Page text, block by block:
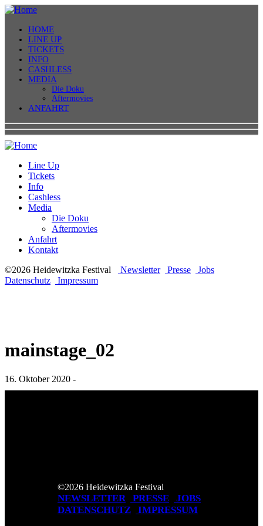
HOME
LINE UP
TICKETS
INFO
CASHLESS
MEDIA
Die Doku
Aftermovies
ANFAHRT
Line Up
Tickets
Info
Cashless
Media
Die Doku
Aftermovies
Anfahrt
Kontakt
©2026 Heidewitzka Festival
Newsletter Presse
Jobs
Datenschutz
Impressum
mainstage_02
16. Oktober 2020 -
©2026 Heidewitzka Festival
NEWSLETTER PRESSE
JOBS
DATENSCHUTZ
IMPRESSUM